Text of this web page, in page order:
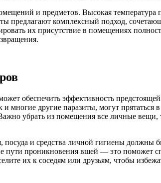
и предметов. Высокая
предлагают комплексный подход,
их присутствие в помещениях
обеспечить эффективность
другие паразиты, могут прятаться
убрать из помещения все личные
и средства личной гигиены
пути проникновения вшей — это поможет
их к соседям или друзьям, чтобы